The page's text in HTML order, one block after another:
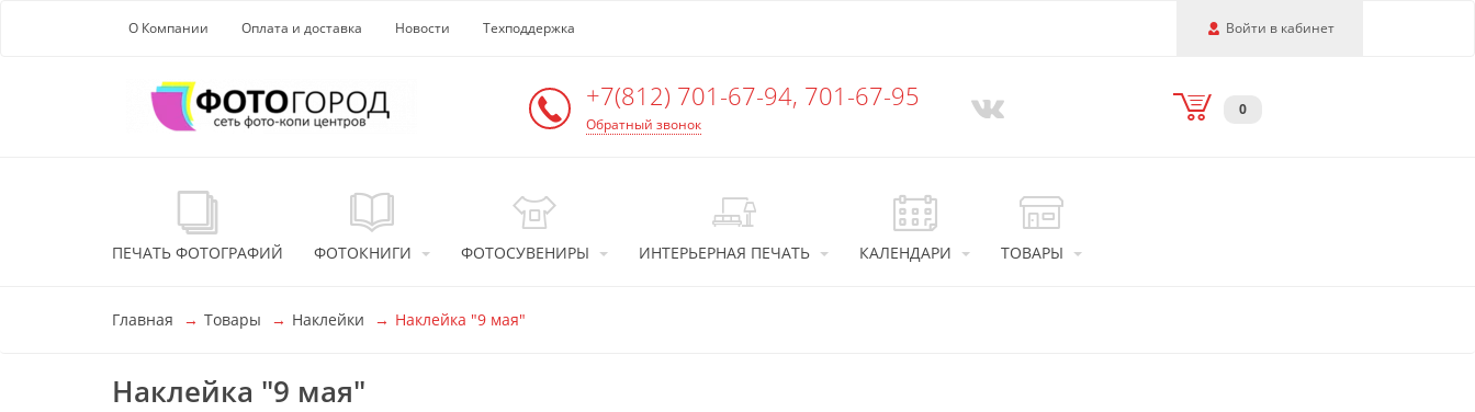
Перейти к основной информации
О Компании Оплата и доставка Новости Техподдержка Войти в кабинет
+7(812) 701-67-94, 701-67-95
Обратный звонок
0
ПЕЧАТЬ ФОТОГРАФИЙ ФОТОКНИГИ ФОТОСУВЕНИРЫ ИНТЕРЬЕРНАЯ ПЕЧАТЬ КАЛЕНДАРИ ТОВАРЫ
Главная Товары Наклейки Наклейка "9 мая"
Наклейка "9 мая"